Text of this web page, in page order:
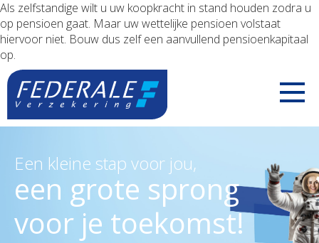
Als zelfstandige wilt u uw koopkracht in stand houden zodra u
op pensioen gaat. Maar uw wettelijke pensioen volstaat
hiervoor niet. Bouw dus zelf een aanvullend pensioenkapitaal
op.
Jouw mobiliteit
Jouw woning
ZELFSTANDIGEN
Uw voertuigen
Een kleine stap voor jou,
een grote sprong
voor je toekomst!